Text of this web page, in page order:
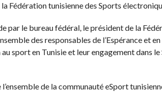
Fédération tunisienne des Sports
par le bureau fédéral, le président de la
des responsables de l’Espérance et
sport en Tunisie et leur engagement dans
de la communauté eSport